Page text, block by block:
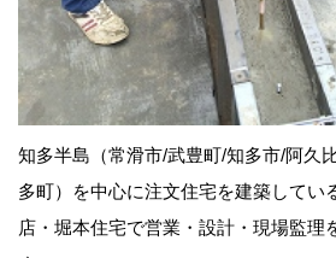
知多半島（常滑市/武豊町/知多市/阿久
多町）を中心に注文住宅を建築してい
店・堀本住宅で営業・設計・現場監理